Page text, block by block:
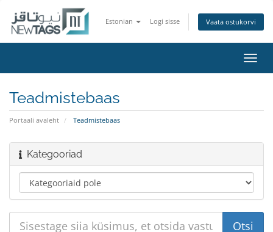
Estonian Logi sisse Vaata ostukorvi
Teadmistebaas
Portaali avaleht Teadmistebaas
Kategooriad